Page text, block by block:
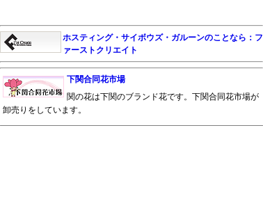
ホスティング・サイボウズ・ガルーンのことなら：フ
ァーストクリエイト
下関合同花市場
関の花は下関のブランド花です。下関合同花市場が
卸売りをしています。